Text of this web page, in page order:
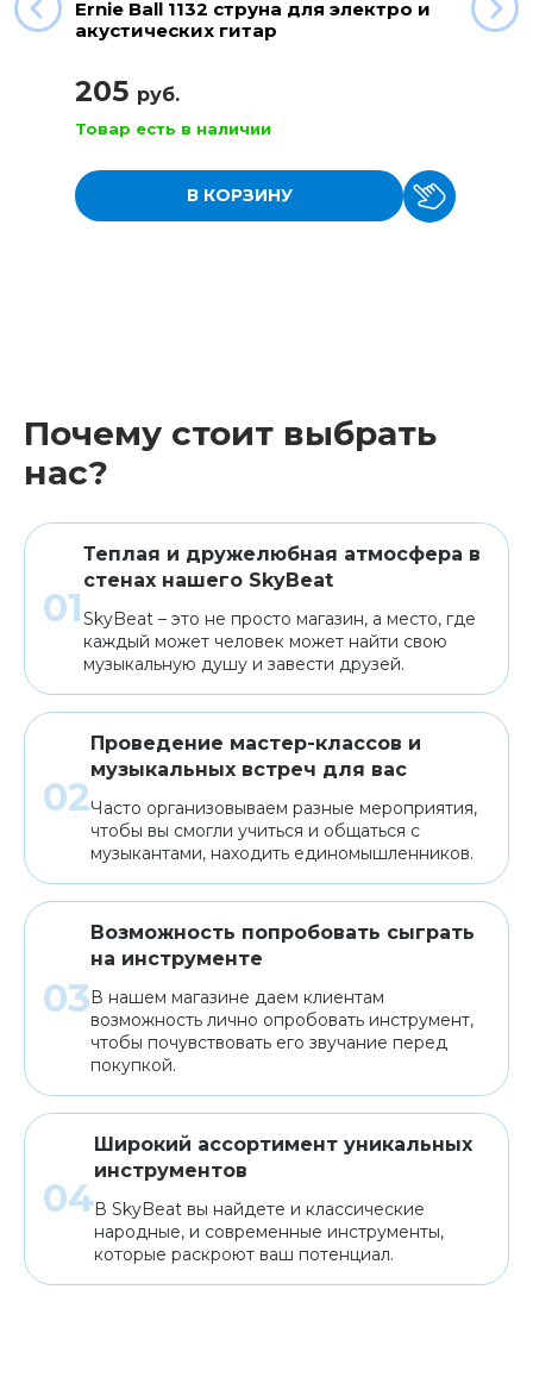
Ernie Ball 1132 струна для электро и
акустических гитар
205 руб.
Товар есть в наличии
В КОРЗИНУ
Почему стоит выбрать
нас?
Теплая и дружелюбная атмосфера в
стенах нашего SkyBeat
SkyBeat – это не просто магазин, а место, где
каждый может человек может найти свою
музыкальную душу и завести друзей.
Проведение мастер-классов и
музыкальных встреч для вас
Часто организовываем разные мероприятия,
чтобы вы смогли учиться и общаться с
музыкантами, находить единомышленников.
Возможность попробовать сыграть
на инструменте
В нашем магазине даем клиентам
возможность лично опробовать инструмент,
чтобы почувствовать его звучание перед
покупкой.
Широкий ассортимент уникальных
инструментов
В SkyBeat вы найдете и классические
народные, и современные инструменты,
которые раскроют ваш потенциал.